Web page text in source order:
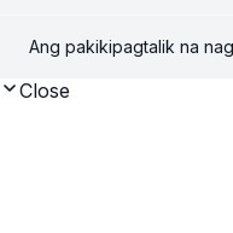
Ang pakikipagtalik na
Close